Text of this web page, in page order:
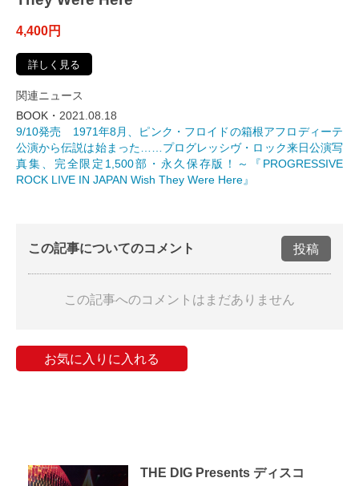
4,400円
詳しく見る
関連ニュース
BOOK・ 2021.08.18
9/10発売 1971年8月、ピンク・フロイドの箱根アフロディーテ
公演から伝説は始まった……プログレッシヴ・ロック来日公演写
真集、完全限定1,500部・永久保存版！～『PROGRESSIVE
ROCK LIVE IN JAPAN Wish They Were Here』
この記事についてのコメント 投稿
この記事へのコメントはまだありません
お気に入りに入れる
THE DIG Presents ディスコ